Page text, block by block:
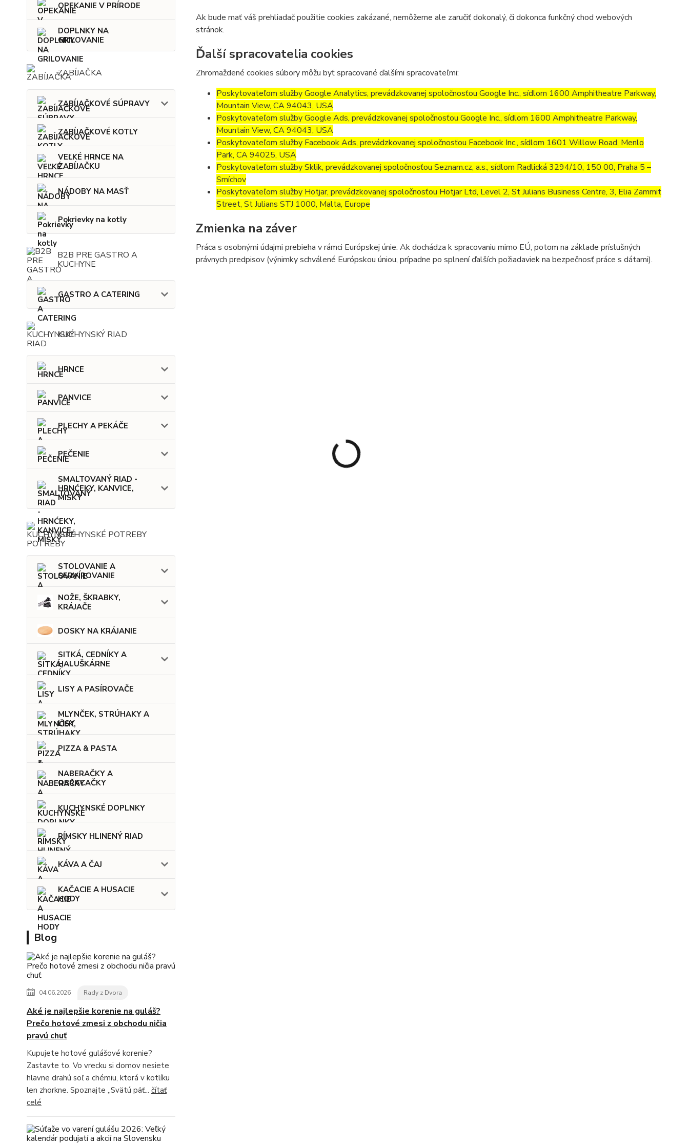
OPEKANIE V PRÍRODE
DOPLNKY NA
GRILOVANIE
ZABÍJAČKA
ZABÍJAČKOVÉ SÚPRAVY
ZABÍJAČKOVÉ KOTLY
VEĽKÉ HRNCE NA
ZABÍJAČKU
NÁDOBY NA MASŤ
Pokrievky na kotly
B2B PRE GASTRO A
KUCHYNE
GASTRO A CATERING
KUCHYNSKÝ RIAD
HRNCE
PANVICE
PLECHY A PEKÁČE
PEČENIE
SMALTOVANÝ RIAD -
HRNĆEKY, KANVICE,
MISKY
KUCHYNSKÉ POTREBY
STOLOVANIE A
SERVÍROVANIE
NOŽE, ŠKRABKY,
KRÁJAČE
DOSKY NA KRÁJANIE
SITKÁ, CEDNÍKY A
HALUŠKÁRNE
LISY A PASÍROVAČE
MLYNČEK, STRÚHAKY A
LISY
PIZZA & PASTA
NABERAČKY A
OBRACAČKY
KUCHYNSKÉ DOPLNKY
RÍMSKY HLINENÝ RIAD
KÁVA A ČAJ
KAČACIE A HUSACIE
HODY
Blog
04.06.2026 Rady z Dvora
Aké je najlepšie korenie na guláš?
Prečo hotové zmesi z obchodu ničia
pravú chuť
Kupujete hotové gulášové korenie?
Zastavte to. Vo vrecku si domov nesiete
hlavne drahú soľ a chémiu, ktorá v kotlíku
len zhorkne. Spoznajte „Svätú päť... čítať
celé
Ak bude mať váš prehliadač použitie cookies zakázané, nemôžeme ale zaručiť dokonalý, či dokonca funkčný chod webových
stránok.
Ďalší spracovatelia cookies
Zhromaždené cookies súbory môžu byť spracované ďalšími spracovateľmi:
Poskytovateľom služby Google Analytics, prevádzkovanej spoločnosťou Google Inc., sídlom 1600 Amphitheatre Parkway,
Mountain View, CA 94043, USA
Poskytovateľom služby Google Ads, prevádzkovanej spoločnosťou Google Inc., sídlom 1600 Amphitheatre Parkway,
Mountain View, CA 94043, USA
Poskytovateľom služby Facebook Ads, prevádzkovanej spoločnosťou Facebook Inc., sídlom 1601 Willow Road, Menlo
Park, CA 94025, USA
Poskytovateľom služby Sklik, prevádzkovanej spoločnosťou Seznam.cz, a.s., sídlom Radlická 3294/10, 150 00, Praha 5 –
Smíchov
Poskytovateľom služby Hotjar, prevádzkovanej spoločnosťou Hotjar Ltd, Level 2, St Julians Business Centre, 3, Elia Zammit
Street, St Julians STJ 1000, Malta, Europe
Zmienka na záver
Práca s osobnými údajmi prebieha v rámci Európskej únie. Ak dochádza k spracovaniu mimo EÚ, potom na základe príslušných
právnych predpisov (výnimky schválené Európskou úniou, prípadne po splnení ďalších požiadaviek na bezpečnosť práce s dátami).